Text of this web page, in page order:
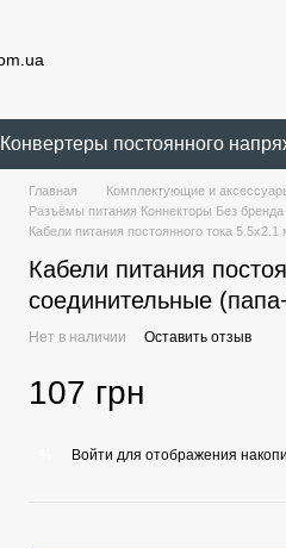
постоянного
Главная Комплектующие и
Разъёмы питания Коннекторы Без бренда
Кабели питания постоянного тока
Кабели питания
соединительные
Нет в наличии Оставить отзыв
107 грн
Войти для отображения